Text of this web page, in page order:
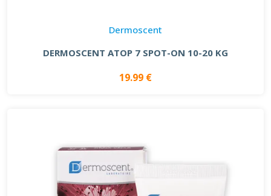
Dermoscent
DERMOSCENT ATOP 7 SPOT-ON 10-20 KG
19.99 €